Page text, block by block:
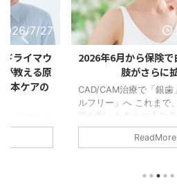
7/27
ライマウ
教える原
本ケアの
2026年6月から保険で
肢がさらに
CAD/CAM治療で「銀歯
ルフリー」へ これまで
歯を削ったあとに入れ
物といえば、保険診療
イメージされる方が多
ReadMore